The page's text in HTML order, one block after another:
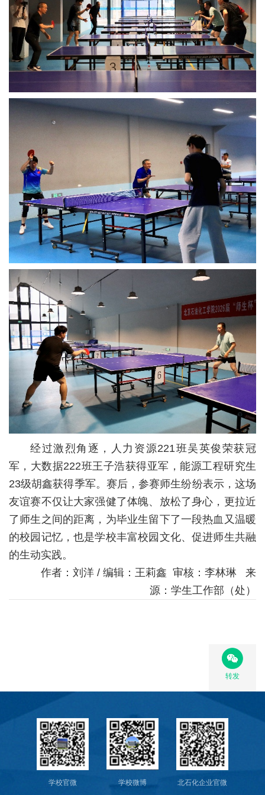
经过激烈角逐，人力资源221班吴英俊荣获冠
军，大数据222班王子浩获得亚军，能源工程研究生
23级胡鑫获得季军。 赛后，参赛师生纷纷表示，这场
友谊赛不仅让大家强健了体魄、放松了身心，更拉近
了师生之间的距离，为毕业生留下了一段热血又温暖
的校园记忆，也是学校丰富校园文化、促进师生共融
的生动实践。
作者：刘洋 / 编辑：王莉鑫 审核：李林琳 来
源：学生工作部（处）
转发
学校官微 学校微博 北石化企业官微